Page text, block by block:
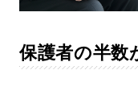
保護者の半数